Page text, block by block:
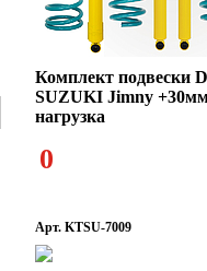
Комплект подвески
SUZUKI Jimny
нагрузка
0
Арт. KTSU-7009